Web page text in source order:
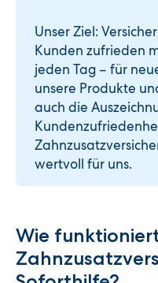
Unser Ziel:
Kunden zufrieden
jeden Tag – für
unsere Produkte
auch die
wertvoll für uns.
Wie